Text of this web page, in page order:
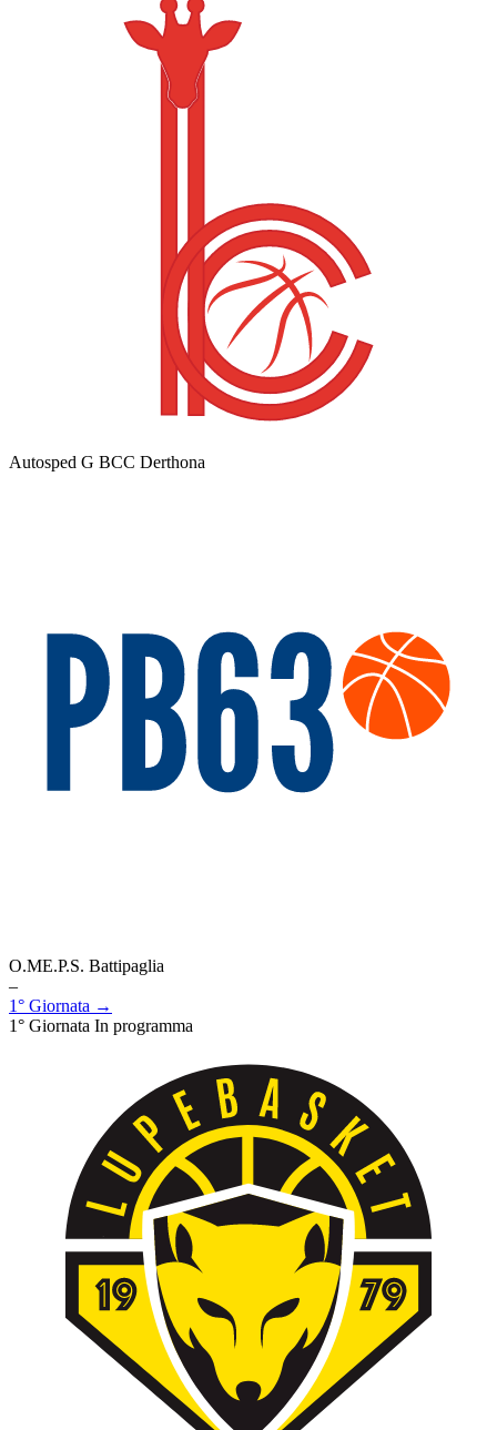
Autosped G BCC Derthona
O.ME.P.S. Battipaglia
–
1° Giornata →
1° Giornata In programma